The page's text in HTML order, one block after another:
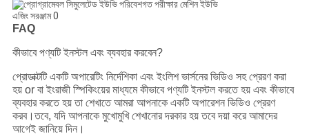
FAQ
কীভাবে পণ্যটি ইনস্টল এবং ব্যবহার করবেন?
প্রোডাক্টটি একটি অপারেটিং নির্দেশিকা এবং ইংলিশ ভার্সনের ভিডিও সহ প্রেরণ করা
হয় or বা ইংরাজী স্পিকিংয়ের মাধ্যমে কীভাবে পণ্যটি ইনস্টল করতে হয় এবং কীভাবে
ব্যবহার করতে হয় তা শেখাতে আমরা আপনাকে একটি অপারেশন ভিডিও প্রেরণ
করব।তবে, যদি আপনাকে মুখোমুখি শেখানোর দরকার হয় তবে দয়া করে আমাদের
আগেই জানিয়ে দিন।